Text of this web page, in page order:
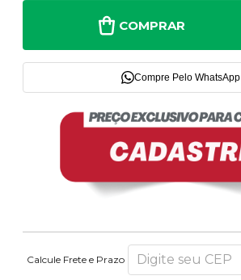
COMPRAR
Compre Pelo WhatsApp
Calcule Frete e Prazo